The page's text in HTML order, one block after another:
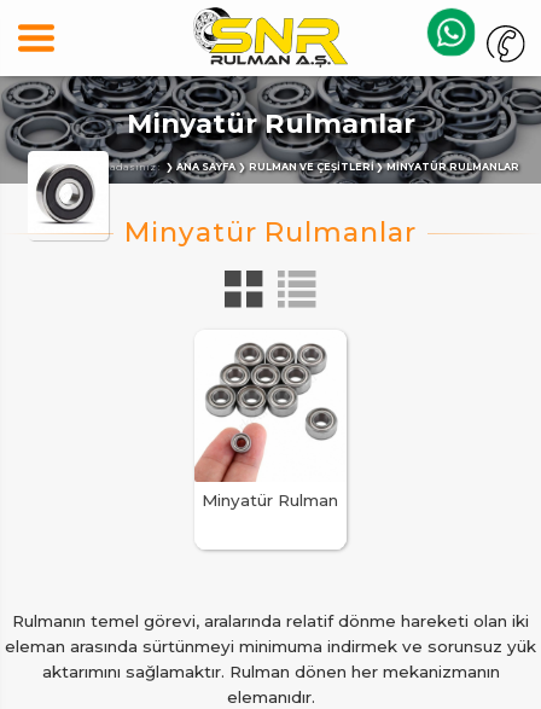
Buradasınız : MINYATÜR RULMANLAR
RULMAN VE ÇEŞITLERI
ANA SAYFA
Minyatür Rulmanlar
Minyatür Rulman
Rulmanın temel görevi, aralarında relatif dönme hareketi olan iki
eleman arasında sürtünmeyi minimuma indirmek ve sorunsuz yük
aktarımını sağlamaktır. Rulman dönen her mekanizmanın
elemanıdır.